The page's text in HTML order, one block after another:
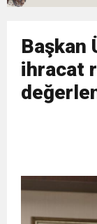
10:45 Terör
Başkan
ihracat